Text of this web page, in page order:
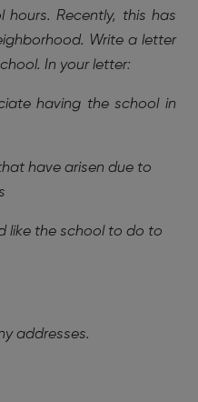
Recently, this has
Write a letter
In your letter:
having the school in
have arisen due to
like the school to do to
addresses.